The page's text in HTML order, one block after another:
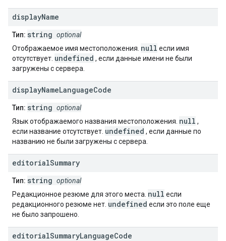
displayName
Тип: string optional
Отображаемое имя местоположения. null если имя
отсутствует. undefined , если данные имени не были
загружены с сервера.
displayNameLanguageCode
Тип: string optional
Язык отображаемого названия местоположения. null ,
если название отсутствует. undefined , если данные по
названию не были загружены с сервера.
editorialSummary
Тип: string optional
Редакционное резюме для этого места. null если
редакционного резюме нет. undefined если это поле еще
не было запрошено.
editorialSummaryLanguageCode